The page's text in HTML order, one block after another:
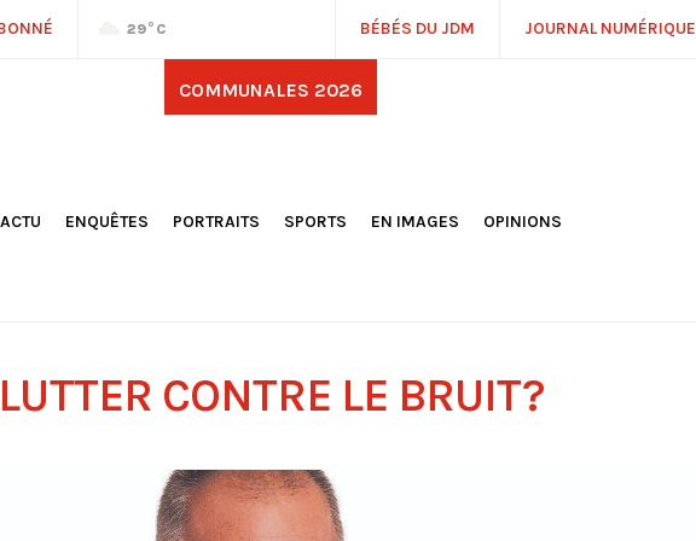
29°C BÉBÉS DU JDM JOURNAL NUMÉRIQUE
COMMUNALES 2026
CULTURE
PLANÈTE
ENQUÊTES PORTRAITS
SPORTS
EN IMAGES
OPINIONS
LUTTER CONTRE LE BRUIT?